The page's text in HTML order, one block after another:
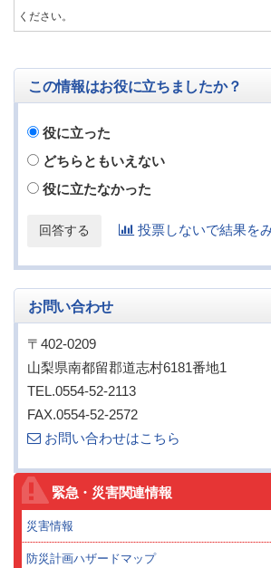
ください。
この情報はお役に立ちましたか？
役に立った
どちらともいえない
役に立たなかった
投票しないで結果を
お問い合わせ
〒402-0209
山梨県南都留郡道志村6181番地1
TEL.0554-52-2113
FAX.0554-52-2572
お問い合わせはこちら
緊急・災害関連情報
災害情報
防災計画ハザードマップ